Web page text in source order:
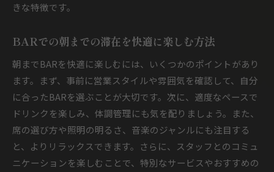
きな特徴です。
BARでの朝までの滞在を快適に楽しむ方法
朝までBARを快適に楽しむには、いくつかのポイントがあり
ます。まず、事前に営業スタイルや雰囲気を確認して、自分
に合ったBARを選ぶことが大切です。次に、適度なペースで
ドリンクを楽しみ、体調管理にも気を配りましょう。また、
席の選び方や照明の明るさ、音楽のジャンルにも注目する
と、よりリラックスできます。さらに、スタッフとのコミュ
ニケーションを楽しむことで、特別なサービスやおすすめの